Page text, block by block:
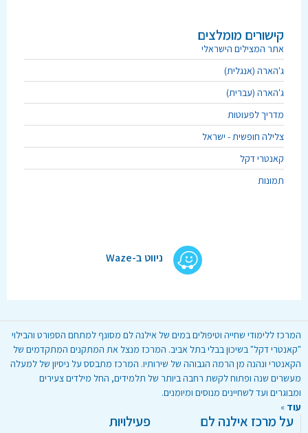
קישורים מומלצים
אתר המצילים הישראלי
ג'הארה (אנגלית)
ג'הארה (עברית)
מדריך לפעוטות
צלילה חופשית - ישראל
קאנטרי דקל
תמונות
ניווט ב-Waze
המרכז ללימודי שחייה וטיפולים במים של אילנה לם מסונף למתחם הספורט והבילוי
"קאנטרי דקל" בשיכון בבלי בתל אביב. המרכז מנצל את המתקנים המתקדמים של
הקאנטרי ונהנה מן הרמה הגבוהה של שירותיו. המרכז מתבסס על ניסיון של למעלה
מעשרים שנה ופתוח לקשת רחבה ביותר של תלמידים, החל מילדים צעירים
ומבוגרים ועד לשחיינים מנוסים ומיומנים.
עוד »
על מרכז אילנה לם פעילויות